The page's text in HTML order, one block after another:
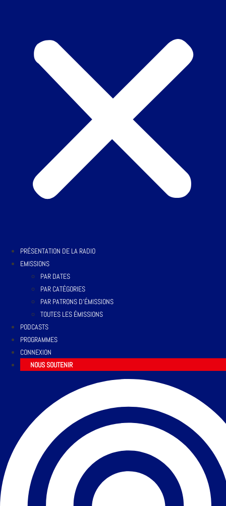
PRÉSENTATION DE LA RADIO
EMISSIONS
PAR DATES
PAR CATÉGORIES
PAR PATRONS D’ÉMISSIONS
TOUTES LES ÉMISSIONS
PODCASTS
PROGRAMMES
CONNEXION
NOUS SOUTENIR